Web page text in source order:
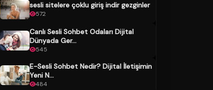
sesli sitelere çoklu giriş indir gezginler
572
Canlı Sesli Sohbet Odaları Dijital
Dünyada Ger...
545
E-Sesli Sohbet Nedir? Dijital İletişimin
Yeni N...
484